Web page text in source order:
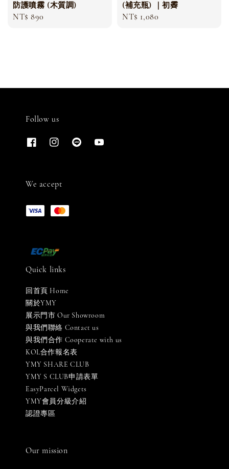
防護噴霧 (木質調)
Regular
NT$ 890
(補充瓶) ｜初霽
Regular
NT$ 1,080
Follow us
We accept
Quick links
回首頁 Home
關於YMY
展示門市 Our Showroom
與我們聯絡 Contact us
與我們合作 Cooperate with us
KOL合作報名表
YMY SHARE CLUB
YMY S CLUB申請表單
EasyParcel Widgets
YMY會員分級介紹
認證專區
Our mission